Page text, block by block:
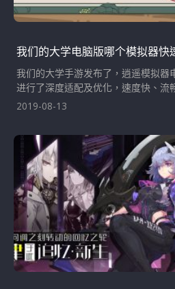
我们的大学电脑版哪个模拟器快
我们的大学手游发布了，逍遥模拟
进行了深度适配及优化，速度快、流
2019-08-13